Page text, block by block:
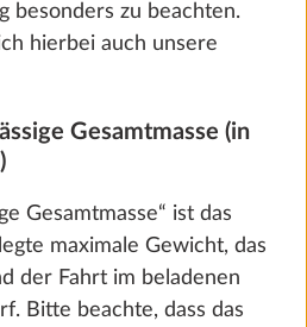
besonders zu beachten.
hierbei auch unsere
Gesamtmasse (in
Gesamtmasse“ ist das
maximale Gewicht, das
der Fahrt im beladenen
Bitte beachte, dass das